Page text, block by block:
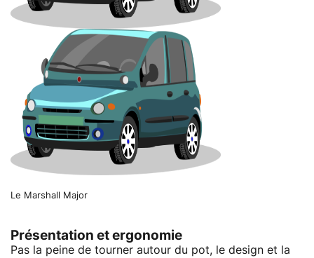
Le Marshall Major
Présentation et ergonomie
Pas la peine de tourner autour du pot, le design et la